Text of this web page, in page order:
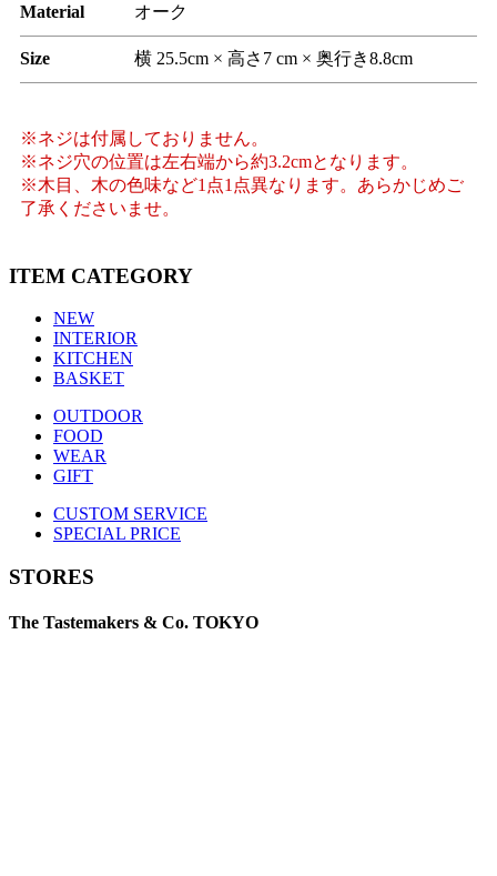
Material オーク
Size 横 25.5cm × 高さ7 cm × 奥行き8.8cm
※ネジは付属しておりません。
※ネジ穴の位置は左右端から約3.2cmとなります。
※木目、木の色味など1点1点異なります。あらかじめご
了承くださいませ。
ITEM CATEGORY
NEW
INTERIOR
KITCHEN
BASKET
OUTDOOR
FOOD
WEAR
GIFT
CUSTOM SERVICE
SPECIAL PRICE
STORES
The Tastemakers & Co. TOKYO